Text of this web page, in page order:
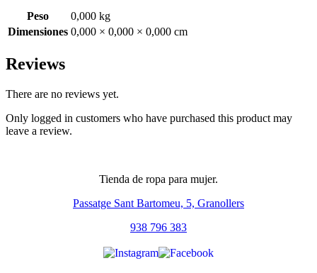
Peso
0,000 kg
Dimensiones 0,000 × 0,000 × 0,000 cm
Reviews
There are no reviews yet.
Only logged in customers who have purchased this product may
leave a review.
Tienda de ropa para mujer.
Passatge Sant Bartomeu, 5, Granollers
938 796 383